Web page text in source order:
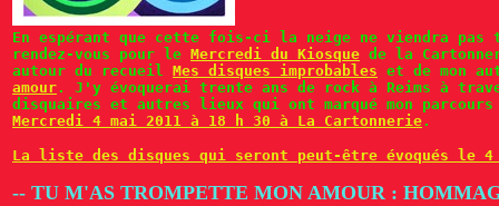
En espérant que cette fois-ci la neige ne viendra pas
rendez-vous pour le Mercredi du Kiosque de la
autour du recueil Mes disques improbables et de mon
amour. J'y évoquerai trente ans de rock à Reims à
disquaires et autres lieux qui ont marqué mon parcours
Mercredi 4 mai 2011 à 18 h 30 à La Cartonnerie.
La liste des disques qui seront peut-être évoqués le 4
-- TU M'AS TROMPETTE MON AMOUR :